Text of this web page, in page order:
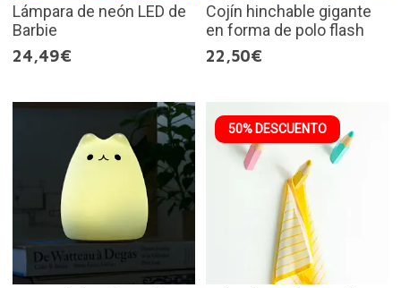
Lámpara de neón LED de
Barbie
24,49€
Cojín hinchable gigante
en forma de polo flash
22,50€
50% DESCUENTO